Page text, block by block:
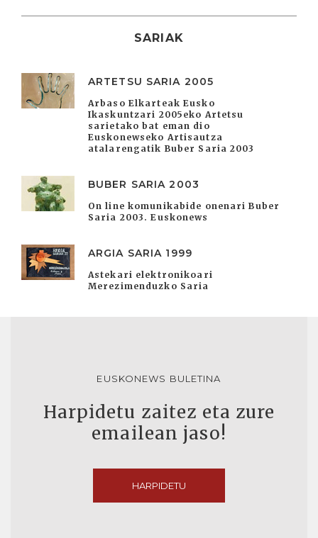
SARIAK
ARTETSU SARIA 2005
Arbaso Elkarteak Eusko
Ikaskuntzari 2005eko Artetsu
sarietako bat eman dio
Euskonewseko Artisautza
atalarengatik Buber Saria 2003
BUBER SARIA 2003
On line komunikabide onenari Buber
Saria 2003. Euskonews
ARGIA SARIA 1999
Astekari elektronikoari
Merezimenduzko Saria
EUSKONEWS BULETINA
Harpidetu zaitez eta zure
emailean jaso!
HARPIDETU